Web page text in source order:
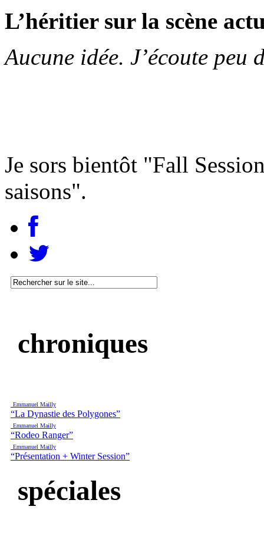
L’héritier sur la scène
Aucune idée. J’écoute peu
Je sors bientôt "Fall
saisons".
chroniques
Emmanuel Mailly
“La Dynastie des Polygones”
Emmanuel Mailly
“Rodeo Ranger”
Emmanuel Mailly
“Présentation + Winter Session”
spéciales